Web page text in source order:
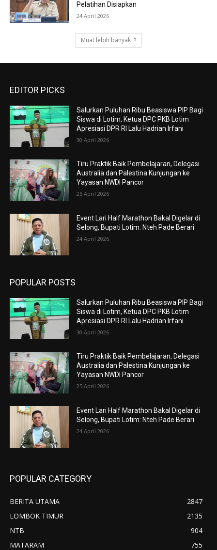
Pelatihan Disiapkan
24 April 2026
Muat lebih banyak
EDITOR PICKS
Salurkan Puluhan Ribu Beasiswa PIP Bagi
Siswa di Lotim, Ketua DPC PKB Lotim
Apresiasi DPR RI Lalu Hadrian Irfani
30 April 2026
Tiru Praktik Baik Pembelajaran, Delegasi
Australia dan Palestina Kunjungan ke
Yayasan NWDI Pancor
25 April 2026
Event Lari Half Marathon Bakal Digelar di
Selong, Bupati Lotim: Nteh Pade Berari
24 April 2026
POPULAR POSTS
Salurkan Puluhan Ribu Beasiswa PIP Bagi
Siswa di Lotim, Ketua DPC PKB Lotim
Apresiasi DPR RI Lalu Hadrian Irfani
30 April 2026
Tiru Praktik Baik Pembelajaran, Delegasi
Australia dan Palestina Kunjungan ke
Yayasan NWDI Pancor
25 April 2026
Event Lari Half Marathon Bakal Digelar di
Selong, Bupati Lotim: Nteh Pade Berari
24 April 2026
POPULAR CATEGORY
BERITA UTAMA
2847
LOMBOK TIMUR
2135
NTB
904
MATARAM
755